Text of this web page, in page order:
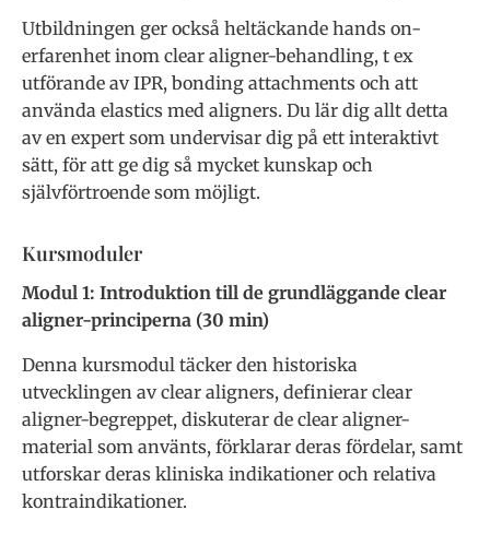
Utbildningen ger också heltäckande hands on-
erfarenhet inom clear aligner-behandling, t ex
utförande av IPR, bonding attachments och att
använda elastics med aligners. Du lär dig allt detta
av en expert som undervisar dig på ett interaktivt
sätt, för att ge dig så mycket kunskap och
självförtroende som möjligt.
Kursmoduler
Modul 1: Introduktion till de grundläggande clear
aligner-principerna (30 min)
Denna kursmodul täcker den historiska
utvecklingen av clear aligners, definierar clear
aligner-begreppet, diskuterar de clear aligner-
material som använts, förklarar deras fördelar, samt
utforskar deras kliniska indikationer och relativa
kontraindikationer.